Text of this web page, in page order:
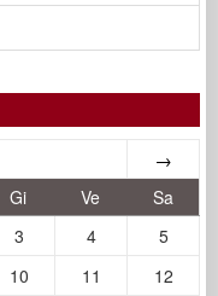
→
Gi Ve
Sa
3 4
5
10 11 12